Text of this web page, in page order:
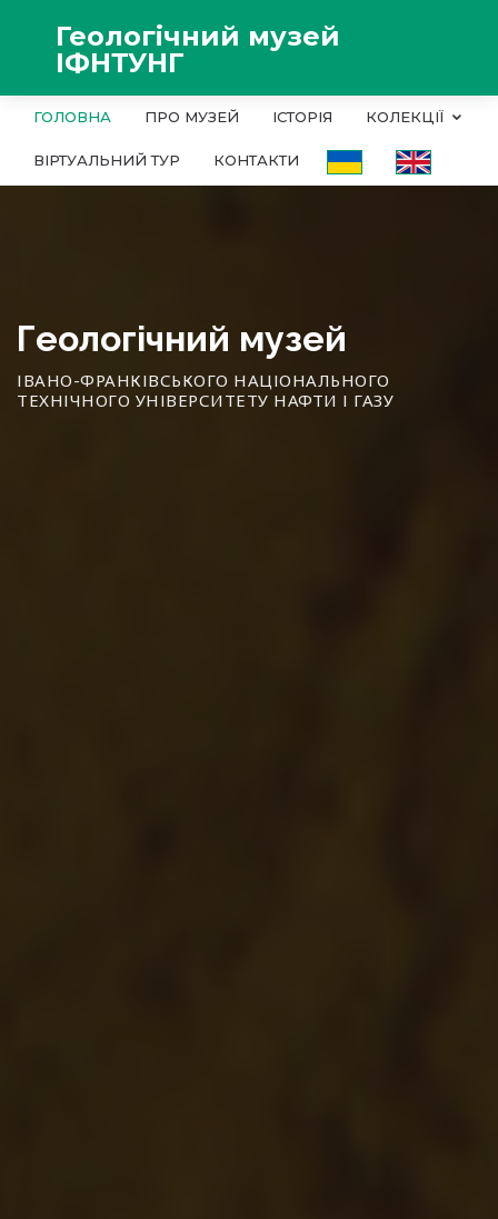
Геологічний музей
ІФНТУНГ
ГОЛОВНА ПРО МУЗЕЙ ІСТОРІЯ КОЛЕКЦІЇ
ВІРТУАЛЬНИЙ ТУР КОНТАКТИ
Геологічний музей
ІВАНО-ФРАНКІВСЬКОГО НАЦІОНАЛЬНОГО
ТЕХНІЧНОГО УНІВЕРСИТЕТУ НАФТИ І ГАЗУ